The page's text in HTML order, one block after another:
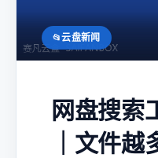
云盘新闻
网盘搜索
｜文件